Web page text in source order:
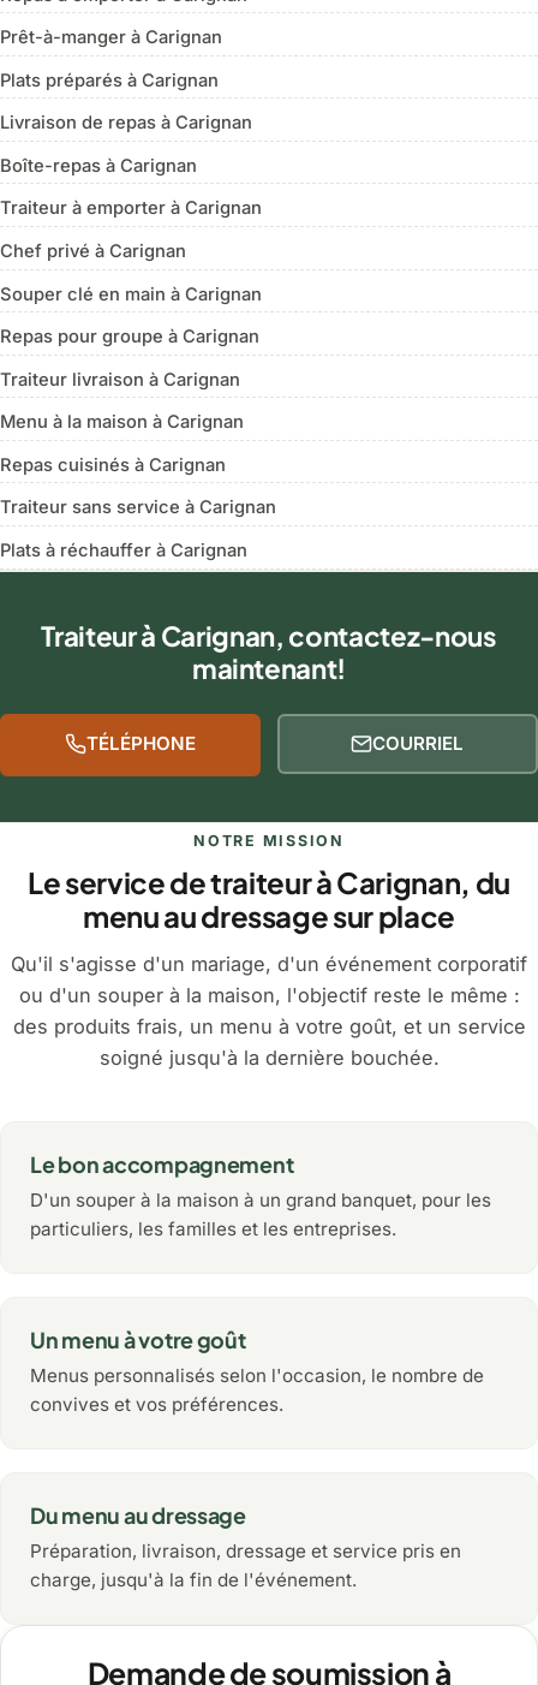
Prêt-à-manger à Carignan
Plats préparés à Carignan
Livraison de repas à Carignan
Boîte-repas à Carignan
Traiteur à emporter à Carignan
Chef privé à Carignan
Souper clé en main à Carignan
Repas pour groupe à Carignan
Traiteur livraison à Carignan
Menu à la maison à Carignan
Repas cuisinés à Carignan
Traiteur sans service à Carignan
Plats à réchauffer à Carignan
Traiteur à Carignan, contactez-nous
maintenant!
TÉLÉPHONE COURRIEL
NOTRE MISSION
Le service de traiteur à Carignan, du
menu au dressage sur place
Qu'il s'agisse d'un mariage, d'un événement corporatif
ou d'un souper à la maison, l'objectif reste le même :
des produits frais, un menu à votre goût, et un service
soigné jusqu'à la dernière bouchée.
Le bon accompagnement
D'un souper à la maison à un grand banquet, pour les
particuliers, les familles et les entreprises.
Un menu à votre goût
Menus personnalisés selon l'occasion, le nombre de
convives et vos préférences.
Du menu au dressage
Préparation, livraison, dressage et service pris en
charge, jusqu'à la fin de l'événement.
Demande de soumission à